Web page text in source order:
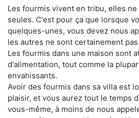
Les fourmis vivent en tribu, elles
seules. C'est pour ça que lorsque
quelques-unes, vous devez nous
les autres ne sont certainement
Les fourmis dans une maison sont
d'alimentation, tout comme la
envahissants.
Avoir des fourmis dans sa villa est
plaisir, et vous aurez tout le temps
vous-même, à moins de nous